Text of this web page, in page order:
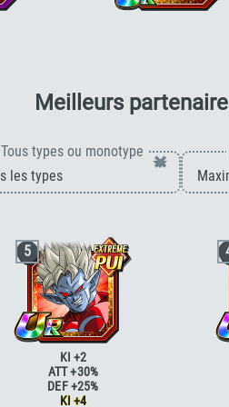
Meilleurs
Tous types ou monotype ×
5
KI +2
ATT +30%
DEF +25%
KI +4